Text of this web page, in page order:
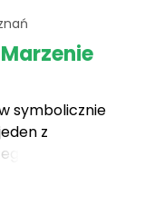
symbolicznie
z
ogrodu,
marzeń”.